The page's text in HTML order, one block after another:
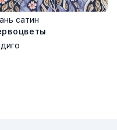
сатин